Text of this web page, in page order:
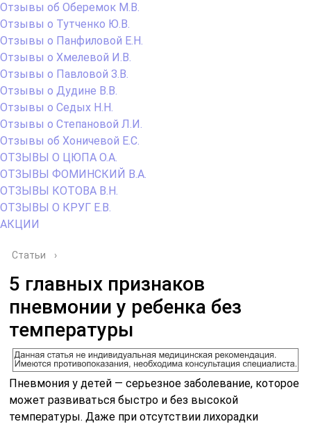
Отзывы об Оберемок М.В.
Отзывы о Тутченко Ю.В.
Отзывы о Панфиловой Е.Н.
Отзывы о Хмелевой И.В.
Отзывы о Павловой З.В.
Отзывы о Дудине В.В.
Отзывы о Седых Н.Н.
Отзывы о Степановой Л.И.
Отзывы об Хоничевой Е.С.
ОТЗЫВЫ О ЦЮПА О.А.
ОТЗЫВЫ ФОМИНСКИЙ В.А.
ОТЗЫВЫ КОТОВА В.Н.
ОТЗЫВЫ О КРУГ Е.В.
АКЦИИ
Статьи ›
5 главных признаков
пневмонии у ребенка без
температуры
Пневмония у детей — серьезное заболевание, которое
может развиваться быстро и без высокой
температуры. Даже при отсутствии лихорадки